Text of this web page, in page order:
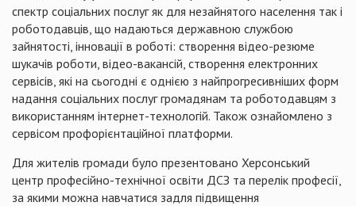
спектр соціальних послуг як для незайнятого населення так і
роботодавців, що надаються державною службою
зайнятості, інновації в роботі: створення відео-резюме
шукачів роботи, відео-вакансій, створення електронних
сервісів, які на сьогодні є однією з найпрогресивніших форм
надання соціальних послуг громадянам та роботодавцям з
використанням інтернет-технологій. Також ознайомлено з
сервісом профорієнтаційної платформи.
Для жителів громади було презентовано Херсонський
центр професійно-технічної освіти ДСЗ та перелік професії,
за якими можна навчатися задля підвищення